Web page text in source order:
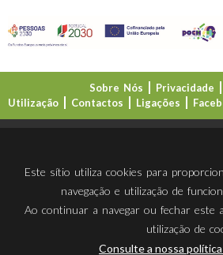
Sobre Nós Privacidade
Utilização
Contactos Ligações
Este sítio utiliza cookies para
navegação e utilização de
Ao continuar a navegar ou fechar este
utilização de
Consulte a nossa